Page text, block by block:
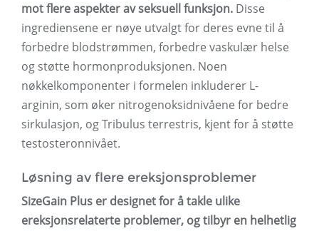
mot flere aspekter av seksuell funksjon. Disse
ingrediensene er nøye utvalgt for deres evne til å
forbedre blodstrømmen, forbedre vaskulær helse
og støtte hormonproduksjonen. Noen
nøkkelkomponenter i formelen inkluderer L-
arginin, som øker nitrogenoksidnivåene for bedre
sirkulasjon, og Tribulus terrestris, kjent for å støtte
testosteronnivået.
Løsning av flere ereksjonsproblemer
SizeGain Plus er designet for å takle ulike
ereksjonsrelaterte problemer, og tilbyr en helhetlig